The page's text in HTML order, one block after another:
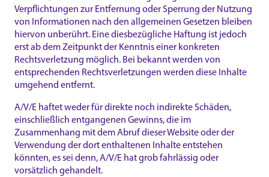
Verpflichtungen zur Entfernung oder Sperrung der Nutzung
von Informationen nach den allgemeinen Gesetzen bleiben
hiervon unberührt. Eine diesbezügliche Haftung ist jedoch
erst ab dem Zeitpunkt der Kenntnis einer konkreten
Rechtsverletzung möglich. Bei bekannt werden von
entsprechenden Rechtsverletzungen werden diese Inhalte
umgehend entfernt.
A/V/E haftet weder für direkte noch indirekte Schäden,
einschließlich entgangenen Gewinns, die im
Zusammenhang mit dem Abruf dieser Website oder der
Verwendung der dort enthaltenen Inhalte entstehen
könnten, es sei denn, A/V/E hat grob fahrlässig oder
vorsätzlich gehandelt.